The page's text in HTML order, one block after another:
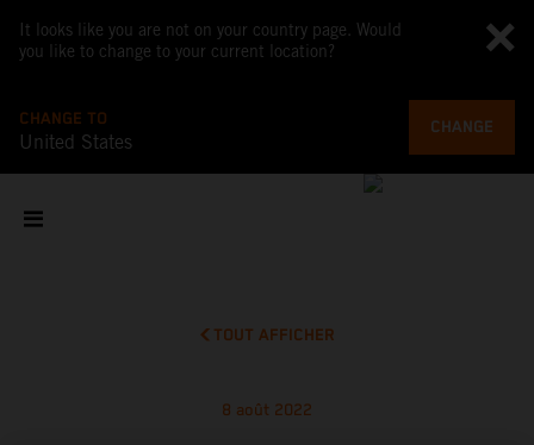
It looks like you are not on your country page. Would
you like to change to your current location?
CHANGE TO
United States
CHANGE
TOUT AFFICHER
8 août 2022